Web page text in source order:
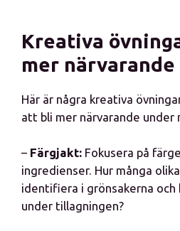
Kreativa
mer närvarande
Här är några kreativa
att bli mer närvarande under
– Färgjakt: Fokusera på
ingredienser. Hur många
identifiera i grönsakerna och
under tillagningen?